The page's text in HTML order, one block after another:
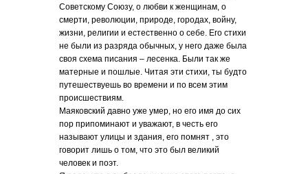
Советскому Союзу, о любви к женщинам, о
смерти, революции, природе, городах, войну,
жизни, религии и естественно о себе. Его стихи
не были из разряда обычных, у него даже была
своя схема писания – лесенка. Были так же
матерные и пошлые. Читая эти стихи, ты будто
путешествуешь во времени и по всем этим
происшествиям.
Маяковский давно уже умер, но его имя до сих
пор припоминают и уважают, в честь его
называют улицы и здания, его помнят , это
говорит лишь о том, что это был великий
человек и поэт.